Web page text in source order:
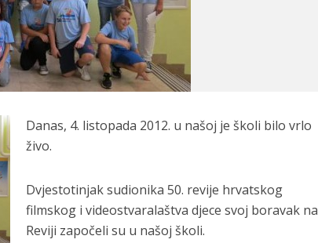
Danas, 4. listopada 2012. u našoj je školi bilo vrlo
živo.
Dvjestotinjak sudionika 50. revije hrvatskog
filmskog i videostvaralaštva djece svoj boravak na
Reviji započeli su u našoj školi.